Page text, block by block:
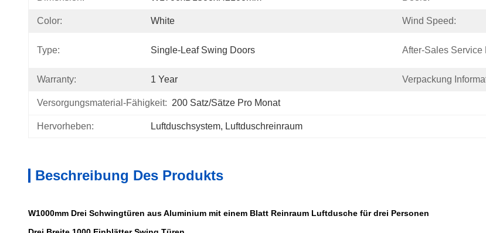
Color: White Wind Speed:
Type: Single-Leaf Swing Doors After-Sales Service
Warranty: 1 Year Verpackung
Versorgungsmaterial-Fähigkeit: 200 Satz/Sätze Pro Monat
Hervorheben: Luftduschsystem, Luftduschreinraum
Beschreibung Des Produkts
W1000mm Drei Schwingtüren aus Aluminium mit einem Blatt Reinraum Luftdusche für drei Personen